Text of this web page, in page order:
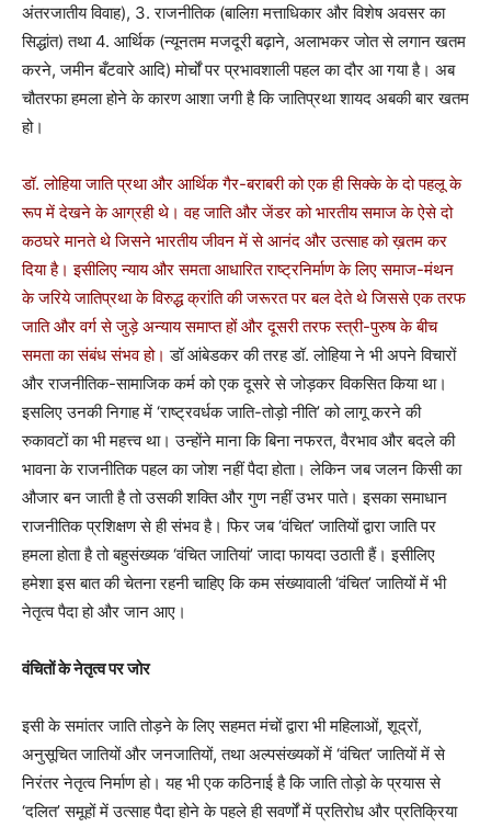
अंतरजातीय विवाह), 3. राजनीतिक (बालिग़ मत्ताधिकार और विशेष अवसर का
सिद्धांत) तथा 4. आर्थिक (न्यूनतम मजदूरी बढ़ाने, अलाभकर जोत से लगान खतम
करने, जमीन बँटवारे आदि) मोर्चों पर प्रभावशाली पहल का दौर आ गया है। अब
चौतरफा हमला होने के कारण आशा जगी है कि जातिप्रथा शायद अबकी बार खतम
हो।
डॉ. लोहिया जाति प्रथा और आर्थिक गैर-बराबरी को एक ही सिक्के के दो पहलू के
रूप में देखने के आग्रही थे। वह जाति और जेंडर को भारतीय समाज के ऐसे दो
कठघरे मानते थे जिसने भारतीय जीवन में से आनंद और उत्साह को ख़तम कर
दिया है। इसीलिए न्याय और समता आधारित राष्ट्रनिर्माण के लिए समाज-मंथन
के जरिये जातिप्रथा के विरुद्ध क्रांति की जरूरत पर बल देते थे जिससे एक तरफ
जाति और वर्ग से जुड़े अन्याय समाप्त हों और दूसरी तरफ स्त्री-पुरुष के बीच
समता का संबंध संभव हो। डॉ आंबेडकर की तरह डॉ. लोहिया ने भी अपने विचारों
और राजनीतिक-सामाजिक कर्म को एक दूसरे से जोड़कर विकसित किया था।
इसलिए उनकी निगाह में ‘राष्ट्रवर्धक जाति-तोड़ो नीति’ को लागू करने की
रुकावटों का भी महत्त्व था। उन्होंने माना कि बिना नफरत, वैरभाव और बदले की
भावना के राजनीतिक पहल का जोश नहीं पैदा होता। लेकिन जब जलन किसी का
औजार बन जाती है तो उसकी शक्ति और गुण नहीं उभर पाते। इसका समाधान
राजनीतिक प्रशिक्षण से ही संभव है। फिर जब ‘वंचित’ जातियों द्वारा जाति पर
हमला होता है तो बहुसंख्यक ‘वंचित जातियां’ जादा फायदा उठाती हैं। इसीलिए
हमेशा इस बात की चेतना रहनी चाहिए कि कम संख्यावाली ‘वंचित’ जातियों में भी
नेतृत्व पैदा हो और जान आए।
वंचितों के नेतृत्व पर जोर
इसी के समांतर जाति तोड़ने के लिए सहमत मंचों द्वारा भी महिलाओं, शूद्रों,
अनुसूचित जातियों और जनजातियों, तथा अल्पसंख्यकों में ‘वंचित’ जातियों में से
निरंतर नेतृत्व निर्माण हो। यह भी एक कठिनाई है कि जाति तोड़ो के प्रयास से
‘दलित’ समूहों में उत्साह पैदा होने के पहले ही सवर्णों में प्रतिरोध और प्रतिक्रिया